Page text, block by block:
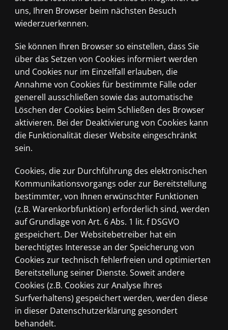
uns, Ihren Browser beim nächsten Besuch
wiederzuerkennen.
Sie können Ihren Browser so einstellen, dass Sie
über das Setzen von Cookies informiert werden
und Cookies nur im Einzelfall erlauben, die
Annahme von Cookies für bestimmte Fälle oder
generell ausschließen sowie das automatische
Löschen der Cookies beim Schließen des Browser
aktivieren. Bei der Deaktivierung von Cookies kann
die Funktionalität dieser Website eingeschränkt
sein.
Cookies, die zur Durchführung des elektronischen
Kommunikationsvorgangs oder zur Bereitstellung
bestimmter, von Ihnen erwünschter Funktionen
(z.B. Warenkorbfunktion) erforderlich sind, werden
auf Grundlage von Art. 6 Abs. 1 lit. f DSGVO
gespeichert. Der Websitebetreiber hat ein
berechtigtes Interesse an der Speicherung von
Cookies zur technisch fehlerfreien und optimierten
Bereitstellung seiner Dienste. Soweit andere
Cookies (z.B. Cookies zur Analyse Ihres
Surfverhaltens) gespeichert werden, werden diese
in dieser Datenschutzerklärung gesondert
behandelt.